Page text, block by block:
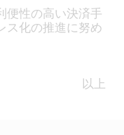
便性の高い決済手
ス化の推進に努め
以上